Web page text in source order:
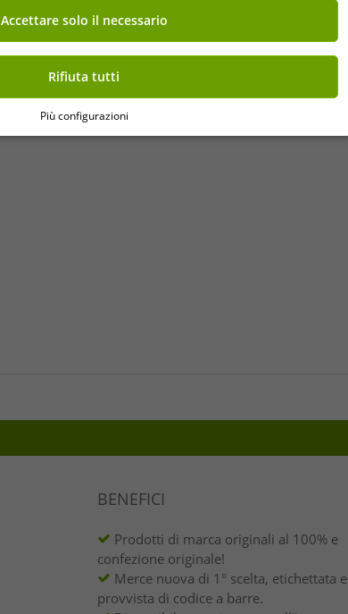
BENEFICI
Prodotti di marca originali al 100% e
confezione originale!
Merce nuova di 1° scelta, etichettata e
provvista di codice a barre.
Accettare solo il necessario
Rifiuta tutti
Più configurazioni